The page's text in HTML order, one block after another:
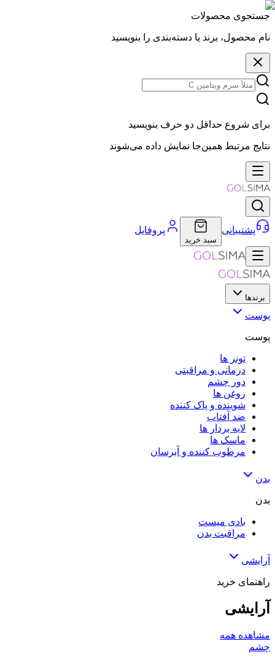
جستجوی محصولات
نام محصول، برند یا دسته‌بندی را بنویسید
برای شروع حداقل دو حرف بنویسید
نتایج مرتبط همین‌جا نمایش داده می‌شوند
پشتیبانی
سبد خرید
پروفایل
برندها
پوست
پوست
تونر ها
درمانی و مراقبتی
دور چشم
روغن ها
شوینده و پاک کننده
ضد آفتاب
لایه‌ بردار ها
ماسک ها
مرطوب کننده و آبرسان
بدن
بدن
بادی میست
مراقبت بدن
آرایشی
راهنمای خرید
آرایشی
مشاهده همه
چشم